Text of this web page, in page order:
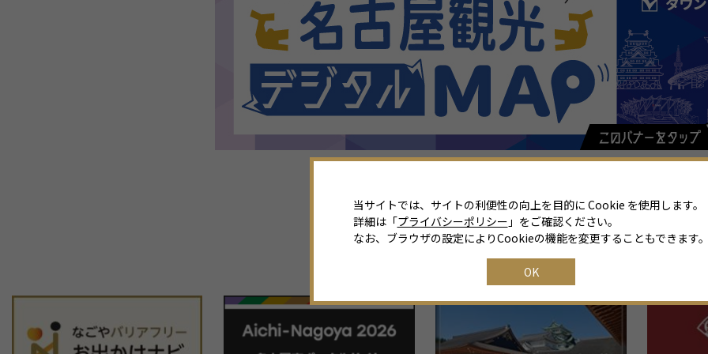
関連リンク
当サイトでは、サイトの利便性の向上を目的に Cookie を使用します。
詳細は「プライバシーポリシー 」をご確認ください。
なお、ブラウザの設定によりCookieの機能を変更することもできます
OK